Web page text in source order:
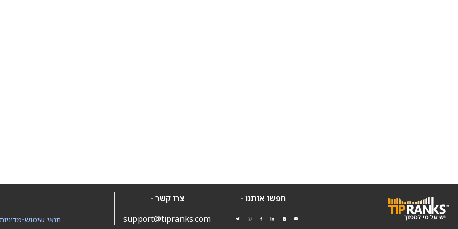
חפשו אותנו -
צרו קשר -
support@tipranks.com
•תנאי שימוש